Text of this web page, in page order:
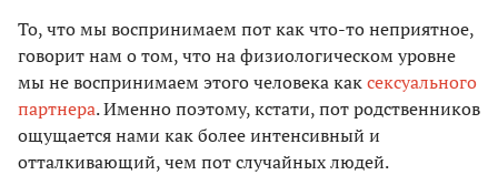
То, что мы воспринимаем пот как что-то неприятное,
говорит нам о том, что на физиологическом уровне
мы не воспринимаем этого человека каксексуального
партнера. Именно поэтому, кстати, пот родственников
ощущается нами как более интенсивный и
отталкивающий, чем пот случайных людей.